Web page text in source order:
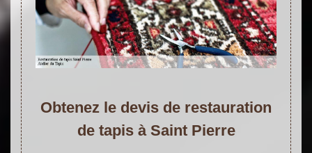
Obtenez le devis de restauration
de tapis à Saint Pierre